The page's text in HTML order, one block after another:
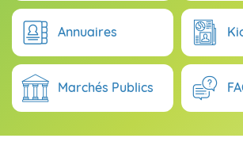
Annuaires
Marchés Publics